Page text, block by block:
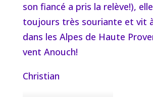
son fiancé a pris la relève!),
toujours très souriante et vit
dans les Alpes de Haute
vent Anouch!
Christian